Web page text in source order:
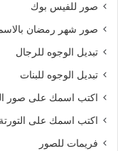
صور للفيس بوك
صور شهر رمضان
تبديل الوجوه للرجال
تبديل الوجوه للبنات
اكتب اسمك على صور
اكتب اسمك على التورتة
فريمات للصور